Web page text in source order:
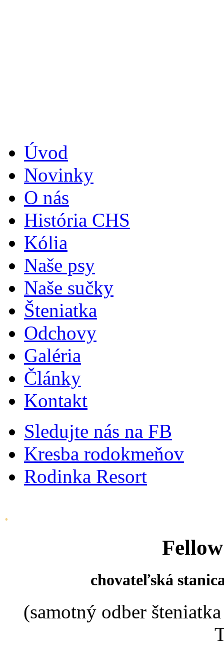
Úvod
Novinky
O nás
História CHS
Kólia
Naše psy
Naše sučky
Šteniatka
Odchovy
Galéria
Články
Kontakt
Sledujte nás na FB
Kresba rodokmeňov
Rodinka Resort
.
chovateľská
(samotný odber